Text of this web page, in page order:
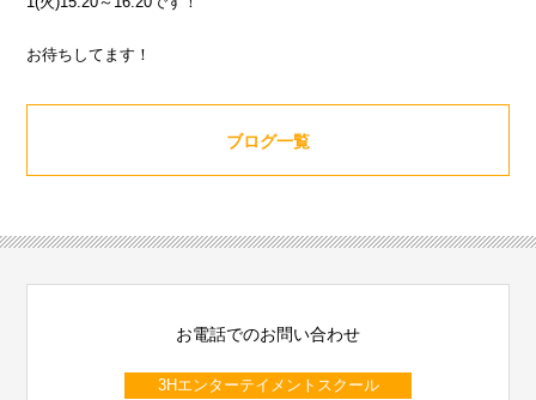
お待ちしてます！
ブログ一覧
お電話でのお問い合わせ
3Hエンターテイメントスクール